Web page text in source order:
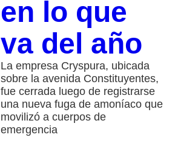
en lo que
va del año
La empresa Cryspura, ubicada
sobre la avenida Constituyentes,
fue cerrada luego de registrarse
una nueva fuga de amoníaco que
movilizó a cuerpos de
emergencia